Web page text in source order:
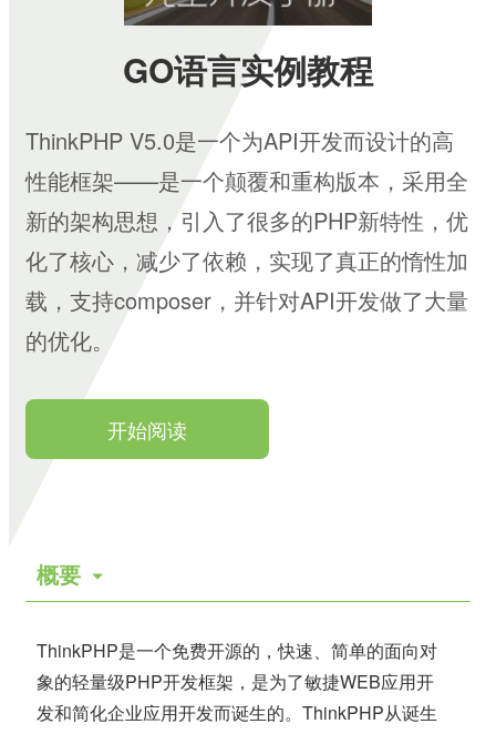
GO语言实例教程
ThinkPHP V5.0是一个为API开发而设计的高
性能框架——是一个颠覆和重构版本，采用全
新的架构思想，引入了很多的PHP新特性，优
化了核心，减少了依赖，实现了真正的惰性加
载，支持composer，并针对API开发做了大量
的优化。
开始阅读
概要
ThinkPHP是一个免费开源的，快速、简单的面向对
象的轻量级PHP开发框架，是为了敏捷WEB应用开
发和简化企业应用开发而诞生的。ThinkPHP从诞生